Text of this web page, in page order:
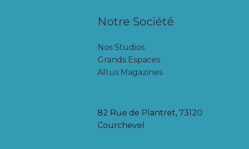
Notre Société
Nos Studios
Grands Espaces
Altus Magazines
82 Rue de Plantret, 73120
Courchevel